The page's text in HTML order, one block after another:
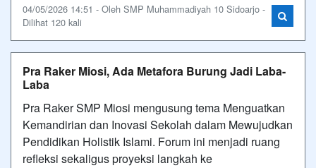
04/05/2026 14:51 - Oleh SMP Muhammadiyah 10 Sidoarjo -
Dilihat 120 kali
Pra Raker Miosi, Ada Metafora Burung Jadi Laba-
Laba
Pra Raker SMP Miosi mengusung tema Menguatkan
Kemandirian dan Inovasi Sekolah dalam Mewujudkan
Pendidikan Holistik Islami. Forum ini menjadi ruang
refleksi sekaligus proyeksi langkah ke